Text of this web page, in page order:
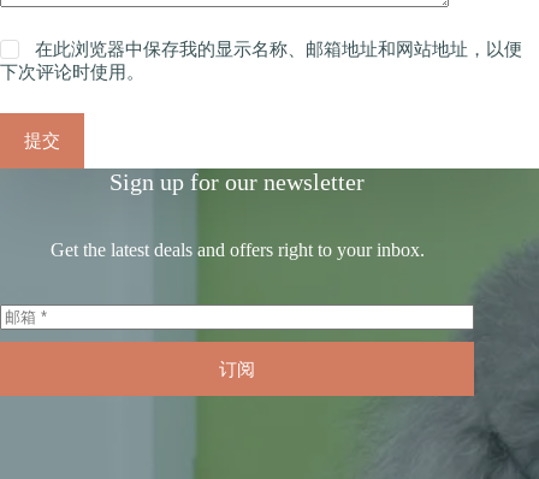
在此浏览器中保存我的显示名称、邮箱地址和网站地址，以便
下次评论时使用。
提交
Sign up for our newsletter
Get the latest deals and offers right to your inbox.
订阅